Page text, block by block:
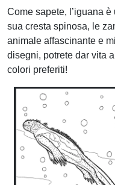
Come sapete, l’iguana
sua cresta spinosa, le
animale affascinante e
disegni, potrete dar vita
colori preferiti!